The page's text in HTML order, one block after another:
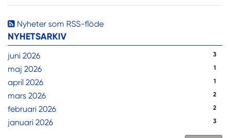
Nyheter som RSS-flöde
NYHETSARKIV
juni 2026 3
maj 2026 1
april 2026 1
mars 2026 2
februari 2026 2
januari 2026 3